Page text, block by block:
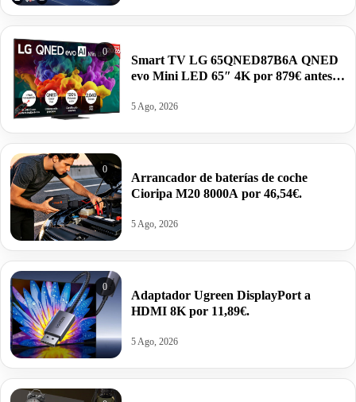
0
Smart TV LG 65QNED87B6A QNED
evo Mini LED 65″ 4K por 879€ antes
5 Ago, 2026
0
Arrancador de baterías de coche
Cioripa M20 8000A por 46,54€.
5 Ago, 2026
0
Adaptador Ugreen DisplayPort a
HDMI 8K por 11,89€.
5 Ago, 2026